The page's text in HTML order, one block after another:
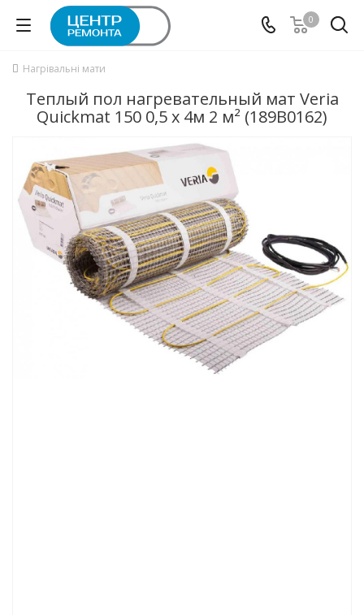
0
Нагрівальні мати
Теплый пол нагревательный мат Veria
Quickmat 150 0,5 x 4м 2 м² (189B0162)